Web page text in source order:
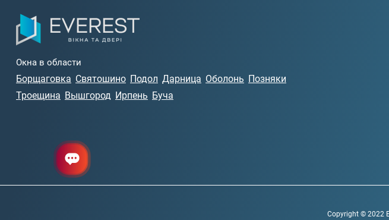
Окна в области
Борщаговка Святошино Подол Дарница Оболонь Позняки
Троещина Вышгород Ирпень Буча
Copyright © 2022